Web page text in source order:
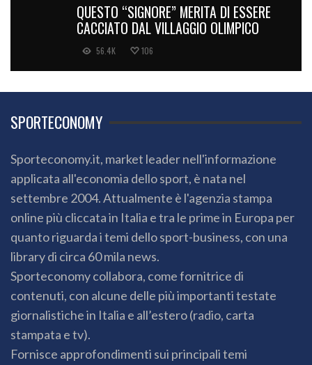
QUESTO “SIGNORE” MERITA DI ESSERE
CACCIATO DAL VILLAGGIO OLIMPICO
56.4K 106
SPORTECONOMY
Sporteconomy.it, market leader nell'informazione
applicata all'economia dello sport, è nata nel
settembre 2004. Attualmente è l'agenzia stampa
online più cliccata in Italia e tra le prime in Europa per
quanto riguarda i temi dello sport-business, con una
library di circa 60 mila news.
Sporteconomy collabora, come fornitrice di
contenuti, con alcune delle più importanti testate
giornalistiche in Italia e all’estero (radio, carta
stampata e tv).
Fornisce approfondimenti sui principali temi